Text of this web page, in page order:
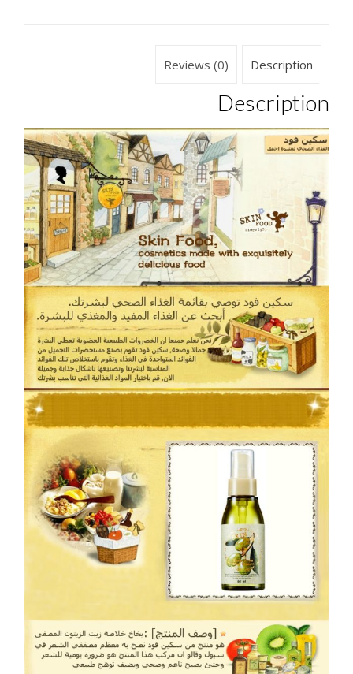
Description
Reviews (0)
Description